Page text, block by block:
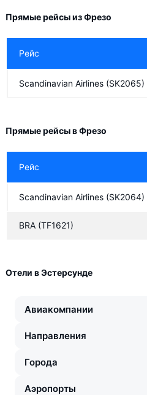
Прямые рейсы из Фрезо
Рейс
Scandinavian Airlines (SK2065)
Прямые рейсы в Фрезо
Рейс
Scandinavian Airlines (SK2064)
BRA (TF1621)
Отели в Эстерсунде
Авиакомпании
Направления
Города
Аэропорты